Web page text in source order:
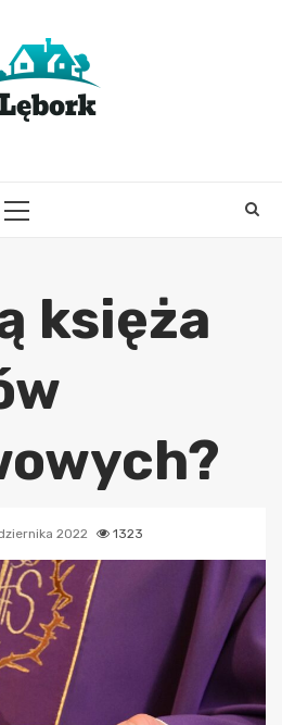
PRIMARY
księża
2022 1323